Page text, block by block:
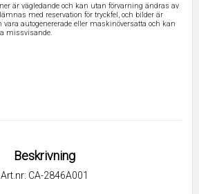
är vägledande och kan utan förvarning ändras av
med reservation för tryckfel, och bilder är
vara autogenererade eller maskinöversatta och kan
missvisande.
Beskrivning
Art.nr: CA-2846A001